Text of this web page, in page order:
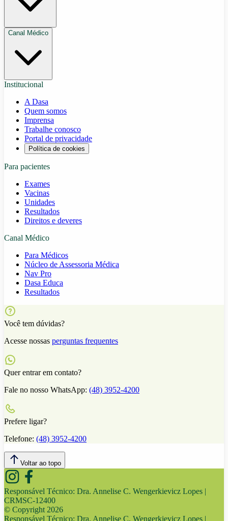
Canal Médico
Institucional
A Dasa
Quem somos
Imprensa
Trabalhe conosco
Portal de privacidade
Política de cookies
Para pacientes
Exames
Vacinas
Unidades
Resultados
Direitos e deveres
Canal Médico
Para Médicos
Núcleo de Assessoria Médica
Nav Pro
Dasa Educa
Resultados
Você tem dúvidas?
Acesse nossas perguntas frequentes
Quer entrar em contato?
Fale no nosso WhatsApp: (48) 3952-4200
Prefere ligar?
Telefone: (48) 3952-4200
Voltar ao topo
Responsável Técnico: Dra. Annelise C. Wengerkievicz Lopes |
CRMSC-12400
© Copyright 2026
Responsável Técnico: Dra. Annelise C. Wengerkievicz Lopes |